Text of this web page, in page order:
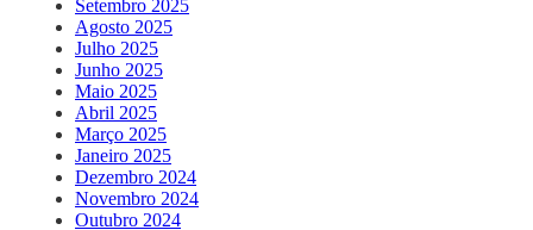
Setembro 2025
Agosto 2025
Julho 2025
Junho 2025
Maio 2025
Abril 2025
Março 2025
Janeiro 2025
Dezembro 2024
Novembro 2024
Outubro 2024